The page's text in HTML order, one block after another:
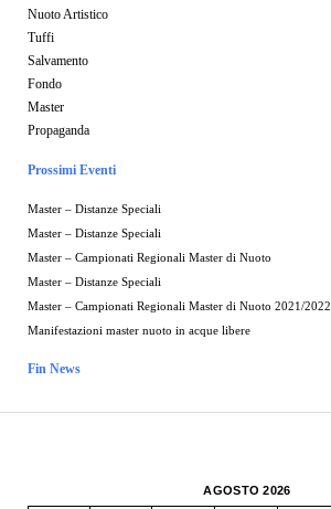
Nuoto Artistico
Tuffi
Salvamento
Fondo
Master
Propaganda
Prossimi Eventi
Master – Distanze Speciali
Master – Distanze Speciali
Master – Campionati Regionali Master di Nuoto
Master – Distanze Speciali
Master – Campionati Regionali Master di Nuoto 2021/2022
Manifestazioni master nuoto in acque libere
Fin News
AGOSTO 2026